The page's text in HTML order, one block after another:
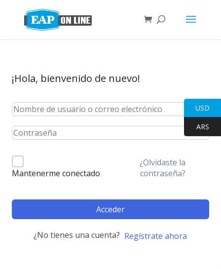
¡Hola, bienvenido de nuevo!
Mantenerme conectado
¿Olvidaste la
contraseña?
Acceder
¿No tienes una cuenta? Regístrate ahora
USD
ARS